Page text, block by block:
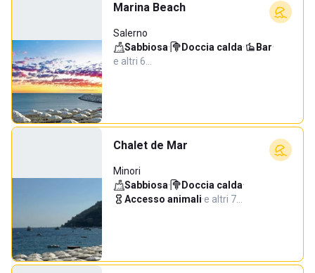
Marina Beach
Salerno
Sabbiosa· Doccia calda· Bar·
e altri 6…
Chalet de Mar
Minori
Sabbiosa· Doccia calda·
Accesso animali·e altri 7…